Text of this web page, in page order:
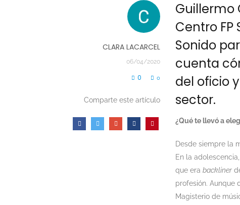
CLARA LACARCEL
06/04/2020
0 0
Comparte este artículo
Guillermo
Centro FP
Sonido
cuenta
del oficio
sector.
¿Qué te llevó a
Desde siempre la
En la
que era backliner
profesión. Aunque
Magisterio de